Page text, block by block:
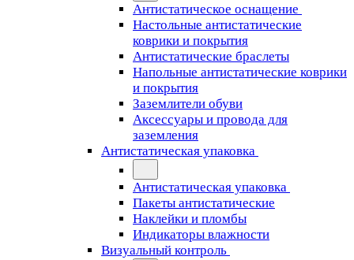
Антистатическое оснащение
Настольные антистатические
коврики и покрытия
Антистатические браслеты
Напольные антистатические коврики
и покрытия
Заземлители обуви
Аксессуары и провода для
заземления
Антистатическая упаковка
Антистатическая упаковка
Пакеты антистатические
Наклейки и пломбы
Индикаторы влажности
Визуальный контроль